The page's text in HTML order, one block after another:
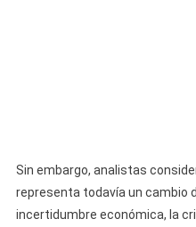
Sin embargo, analistas
representa todavía un cambio
incertidumbre económica, la